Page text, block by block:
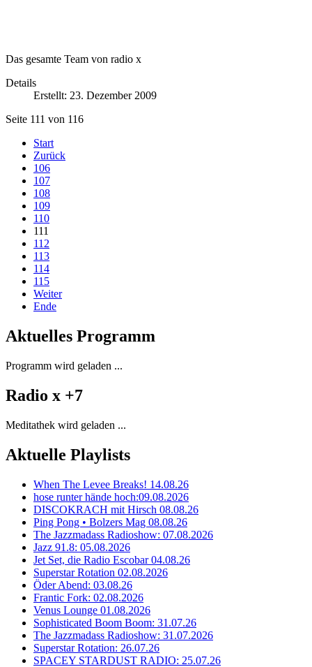
Das gesamte Team von radio x
Details
Erstellt: 23. Dezember 2009
Seite 111 von 116
Start
Zurück
106
107
108
109
110
111
112
113
114
115
Weiter
Ende
Aktuelles Programm
Programm wird geladen ...
Radio x +7
Meditathek wird geladen ...
Aktuelle Playlists
When The Levee Breaks! 14.08.26
hose runter hände hoch:09.08.2026
DISCOKRACH mit Hirsch 08.08.26
Ping Pong • Bolzers Mag 08.08.26
The Jazzmadass Radioshow: 07.08.2026
Jazz 91.8: 05.08.2026
Jet Set, die Radio Escobar 04.08.26
Superstar Rotation 02.08.2026
Öder Abend: 03.08.26
Frantic Fork: 02.08.2026
Venus Lounge 01.08.2026
Sophisticated Boom Boom: 31.07.26
The Jazzmadass Radioshow: 31.07.2026
Superstar Rotation: 26.07.26
SPACEY STARDUST RADIO: 25.07.26